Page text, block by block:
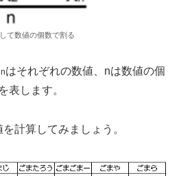
て数値の個数で割る
nはそれぞれの数値、nは数値の個
表します。
計算してみましょう。